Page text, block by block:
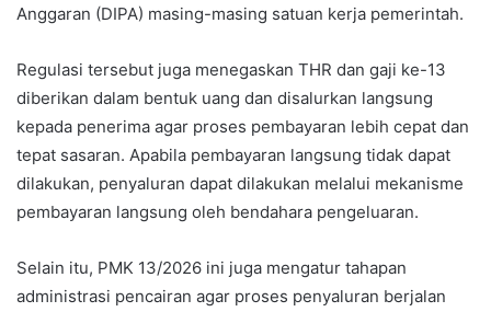
Anggaran (DIPA) masing-masing satuan kerja pemerintah.
Regulasi tersebut juga menegaskan THR dan gaji ke-13
diberikan dalam bentuk uang dan disalurkan langsung
kepada penerima agar proses pembayaran lebih cepat dan
tepat sasaran. Apabila pembayaran langsung tidak dapat
dilakukan, penyaluran dapat dilakukan melalui mekanisme
pembayaran langsung oleh bendahara pengeluaran.
Selain itu, PMK 13/2026 ini juga mengatur tahapan
administrasi pencairan agar proses penyaluran berjalan